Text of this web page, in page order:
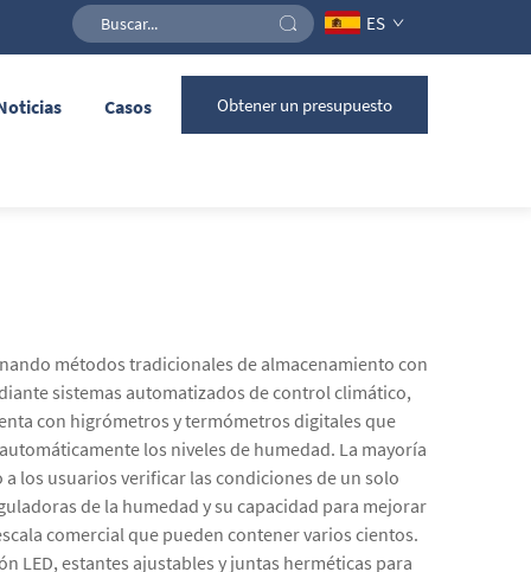
ES
Casos Obtener un presupuesto
métodos tradicionales de almacenamiento con
sistemas automatizados de control climático,
con higrómetros y termómetros digitales que
los niveles de humedad. La mayoría
los usuarios verificar las condiciones de un solo
de la humedad y su capacidad para mejorar
comercial que pueden contener varios cientos.
LED, estantes ajustables y juntas herméticas para